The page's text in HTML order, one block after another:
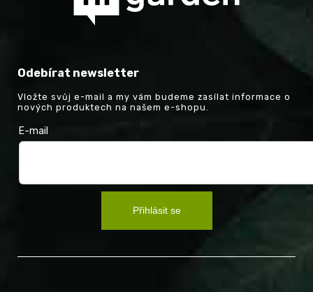
Odebírat newsletter
Vložte svůj e-mail a my vám budeme zasílat informace o
nových produktech na našem e-shopu.
E-mail
Přihlásit se